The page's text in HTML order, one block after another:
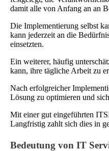
damit alle von Anfang an an
Die Implementierung selbst
kann jederzeit an die
einsetzten.
Ein weiterer, häufig
kann, ihre tägliche Arbeit zu
Nach erfolgreicher
Lösung zu optimieren und
Mit einer gut eingeführten
Langfristig zahlt sich dies in
Bedeutung von IT